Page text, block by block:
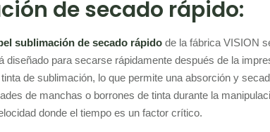
de secado rápido:
sublimación de secado rápido de la fábrica VISION
diseñado para secarse rápidamente después de la
de sublimación, lo que permite una absorción y
de manchas o borrones de tinta durante la
donde el tiempo es un factor crítico.